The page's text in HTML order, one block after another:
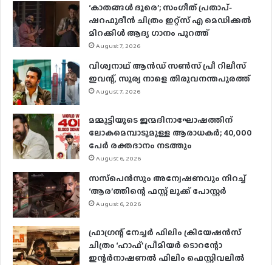
‘കാതങ്ങൾ ദൂരെ’; സംഗീത് പ്രതാപ്-
ഷറഫുദീൻ ചിത്രം ഇറ്റ്സ് എ മെഡിക്കൽ
മിറക്കിൾ ആദ്യ ഗാനം പുറത്ത്
August 7, 2026
വിശ്വനാഥ് ആന്‍ഡ് സണ്‍സ് പ്രീ റിലീസ്
ഇവന്റ്, സൂര്യ നാളെ തിരുവനന്തപുരത്ത്
August 7, 2026
മമ്മൂട്ടിയുടെ ജന്മദിനാഘോഷത്തിന്
ലോകമെമ്പാടുമുള്ള ആരാധകര്‍; 40,000
പേര്‍ രക്തദാനം നടത്തും
August 6, 2026
സസ്‌പെന്‍സും അന്വേഷണവും നിറച്ച്
‘ആര’ത്തിന്റെ ഫസ്റ്റ് ലുക്ക് പോസ്റ്റര്‍
August 6, 2026
ഫ്രാഗ്രന്റ് നേച്ചര്‍ ഫിലിം ക്രിയേഷന്‍സ്
ചിത്രം ‘ഹാഫ്’ പ്രീമിയര്‍ ടൊറന്റോ
ഇന്റര്‍നാഷണല്‍ ഫിലിം ഫെസ്റ്റിവലില്‍